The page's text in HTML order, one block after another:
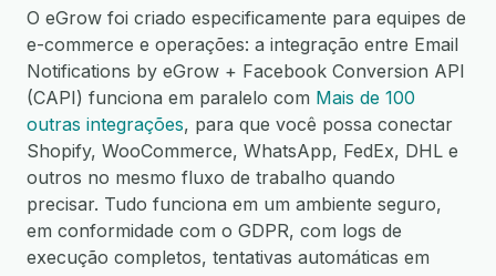
O eGrow foi criado especificamente para equipes de
e-commerce e operações: a integração entre Email
Notifications by eGrow + Facebook Conversion API
(CAPI) funciona em paralelo com Mais de 100
outras integrações, para que você possa conectar
Shopify, WooCommerce, WhatsApp, FedEx, DHL e
outros no mesmo fluxo de trabalho quando
precisar. Tudo funciona em um ambiente seguro,
em conformidade com o GDPR, com logs de
execução completos, tentativas automáticas em